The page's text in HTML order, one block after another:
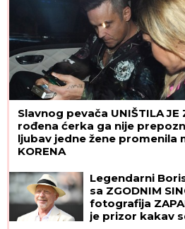
Slavnog pevača UNIŠTILA JE
rođena ćerka ga nije
ljubav jedne žene promenila
KORENA
Legendarni
sa ZGODNIM
fotografija
je prizor kakav